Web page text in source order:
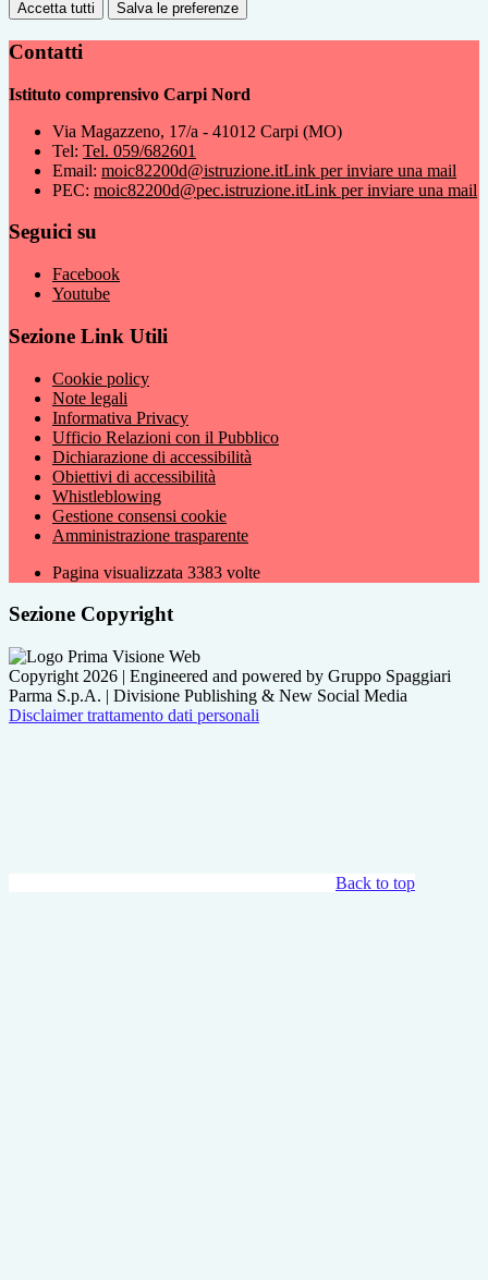
Accetta tutti Salva le preferenze
Contatti
Istituto comprensivo Carpi Nord
Via Magazzeno, 17/a - 41012 Carpi (MO)
Tel: Tel. 059/682601
Email: moic82200d@istruzione.itLink per inviare una mail
PEC: moic82200d@pec.istruzione.itLink per inviare una mail
Seguici su
Facebook
Youtube
Sezione Link Utili
Cookie policy
Note legali
Informativa Privacy
Ufficio Relazioni con il Pubblico
Dichiarazione di accessibilità
Obiettivi di accessibilità
Whistleblowing
Gestione consensi cookie
Amministrazione trasparente
Pagina visualizzata 3383 volte
Sezione Copyright
Copyright 2026 | Engineered and powered by Gruppo Spaggiari
Parma S.p.A. | Divisione Publishing & New Social Media
Disclaimer trattamento dati personali
Back to top